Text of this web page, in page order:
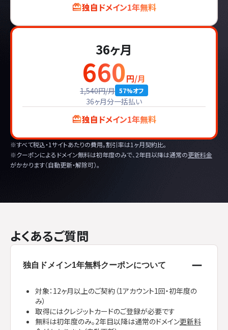
独自ドメイン1年無料
36ヶ月
660円/月
1,540円/月 57%オフ
36ヶ月分一括払い
独自ドメイン1年無料
※すべて税込・1サイトあたりの費用。割引率は1ヶ月契約比。
※クーポンによるドメイン無料は初年度のみで、2年目以降は通常の更新料金
がかかります（自動更新・解除可）。
よくあるご質問
独自ドメイン1年無料クーポンについて
対象：12ヶ月以上のご契約（1アカウント1回・初年度の
み）
取得にはクレジットカードのご登録が必要です
無料は初年度のみ。2年目以降は通常のドメイン更新料